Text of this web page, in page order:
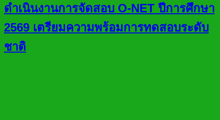
ดำเนินงานการจัดสอบ O-NET ปีการศึกษา
2569 เตรียมความพร้อมการทดสอบระดับ
ชาติ